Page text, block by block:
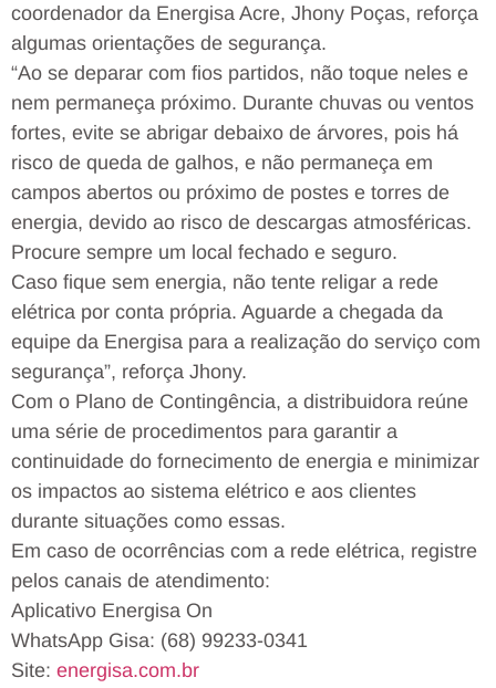
coordenador da Energisa Acre, Jhony Poças, reforça
algumas orientações de segurança.
“Ao se deparar com fios partidos, não toque neles e
nem permaneça próximo. Durante chuvas ou ventos
fortes, evite se abrigar debaixo de árvores, pois há
risco de queda de galhos, e não permaneça em
campos abertos ou próximo de postes e torres de
energia, devido ao risco de descargas atmosféricas.
Procure sempre um local fechado e seguro.
Caso fique sem energia, não tente religar a rede
elétrica por conta própria. Aguarde a chegada da
equipe da Energisa para a realização do serviço com
segurança”, reforça Jhony.
Com o Plano de Contingência, a distribuidora reúne
uma série de procedimentos para garantir a
continuidade do fornecimento de energia e minimizar
os impactos ao sistema elétrico e aos clientes
durante situações como essas.
Em caso de ocorrências com a rede elétrica, registre
pelos canais de atendimento:
Aplicativo Energisa On
WhatsApp Gisa: (68) 99233-0341
Site: energisa.com.br